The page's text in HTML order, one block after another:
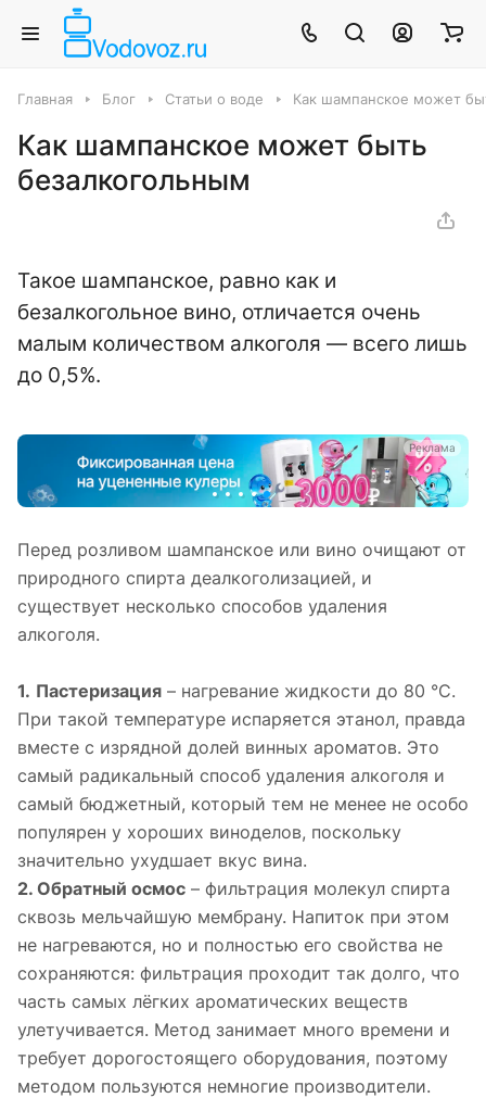
Главная Блог Статьи о воде Как шампанское может
Как шампанское может быть
безалкогольным
Такое шампанское, равно как и
безалкогольное вино, отличается очень
малым количеством алкоголя — всего лишь
до 0,5%.
Реклама
Перед розливом шампанское или вино очищают от
природного спирта деалкоголизацией, и
существует несколько способов удаления
алкоголя.
1. Пастеризация – нагревание жидкости до 80 °С.
При такой температуре испаряется этанол, правда
вместе с изрядной долей винных ароматов. Это
самый радикальный способ удаления алкоголя и
самый бюджетный, который тем не менее не особо
популярен у хороших виноделов, поскольку
значительно ухудшает вкус вина.
2. Обратный осмос – фильтрация молекул спирта
сквозь мельчайшую мембрану. Напиток при этом
не нагреваются, но и полностью его свойства не
сохраняются: фильтрация проходит так долго, что
часть самых лёгких ароматических веществ
улетучивается. Метод занимает много времени и
требует дорогостоящего оборудования, поэтому
методом пользуются немногие производители.